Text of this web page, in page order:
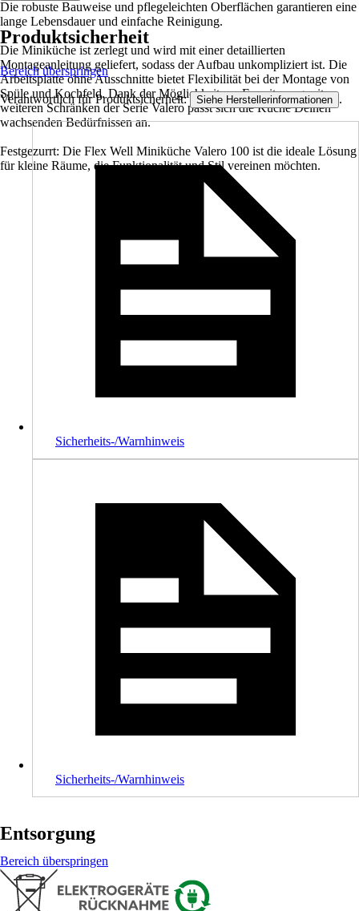
Die robuste Bauweise und pflegeleichten Oberflächen garantieren eine
lange Lebensdauer und einfache Reinigung.
Die Miniküche ist zerlegt und wird mit einer detaillierten
Montageanleitung geliefert, sodass der Aufbau unkompliziert ist. Die
Arbeitsplatte ohne Ausschnitte bietet Flexibilität bei der Montage von
Spüle und Kochfeld. Dank der Möglichkeit zur Erweiterung mit
weiteren Schränken der Serie Valero passt sich die Küche Deinen
wachsenden Bedürfnissen an.
Festgezurrt: Die Flex Well Miniküche Valero 100 ist die ideale Lösung
für kleine Räume, die Funktionalität und Stil vereinen möchten.
Produktsicherheit
Bereich überspringen
Verantwortlich für Produktsicherheit: Siehe Herstellerinformationen .
Sicherheits-/Warnhinweis
Sicherheits-/Warnhinweis
Entsorgung
Bereich überspringen